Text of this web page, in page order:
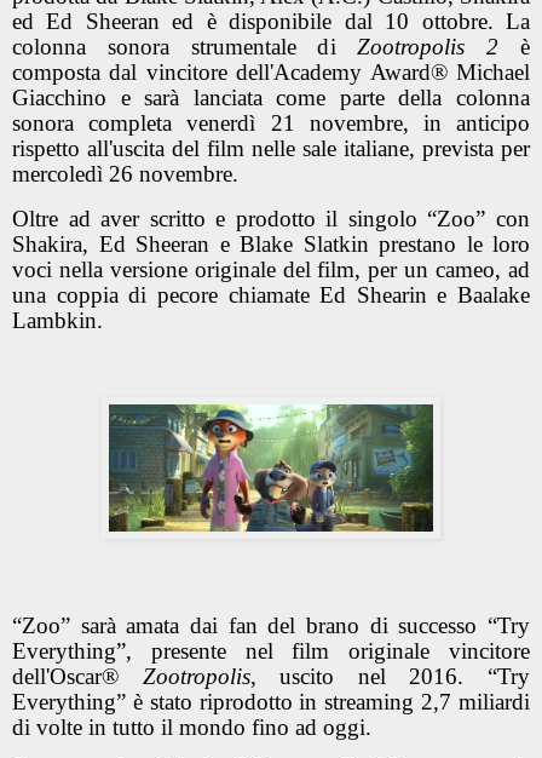
ed Ed Sheeran ed è disponibile dal 10 ottobre. La
colonna sonora strumentale di Zootropolis 2 è
composta dal vincitore dell'Academy Award® Michael
Giacchino e sarà lanciata come parte della colonna
sonora completa venerdì 21 novembre, in anticipo
rispetto all'uscita del film nelle sale italiane, prevista per
mercoledì 26 novembre.
Oltre ad aver scritto e prodotto il singolo “Zoo” con
Shakira, Ed Sheeran e Blake Slatkin prestano le loro
voci nella versione originale del film, per un cameo, ad
una coppia di pecore chiamate Ed Shearin e Baalake
Lambkin.
“Zoo” sarà amata dai fan del brano di successo “Try
Everything”, presente nel film originale vincitore
dell'Oscar® Zootropolis, uscito nel 2016. “Try
Everything” è stato riprodotto in streaming 2,7 miliardi
di volte in tutto il mondo fino ad oggi.